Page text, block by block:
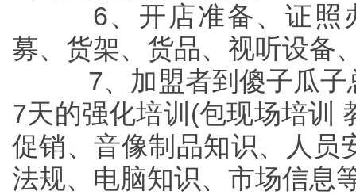
6、开店准备、证照
募、货架、货品、视听设备
7、加盟者到傻子瓜子
7天的强化培训(包现场培训
促销、音像制品知识、人员
法规、电脑知识、市场信息